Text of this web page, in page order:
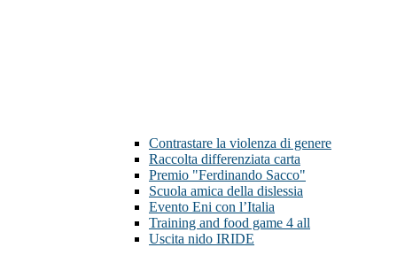
Contrastare la violenza di genere
Raccolta differenziata carta
Premio "Ferdinando Sacco"
Scuola amica della dislessia
Evento Eni con l’Italia
Training and food game 4 all
Uscita nido IRIDE